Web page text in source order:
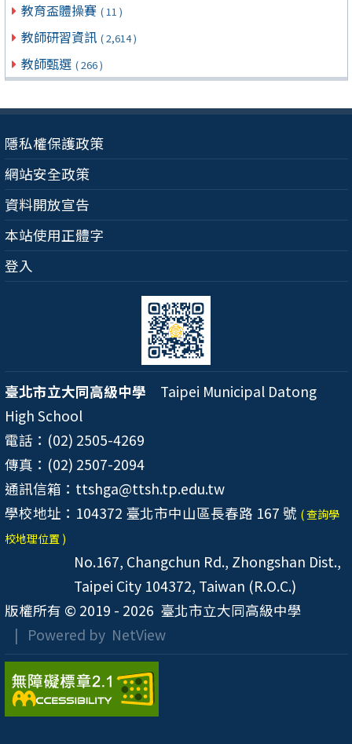
教育盃體操賽 ( 11 )
教師研習資訊 ( 2,614 )
教師甄選 ( 266 )
隱私權保護政策
網站安全政策
資料開放宣告
本站使用正體字
登入
臺北市立大同高級中學 Taipei Municipal Datong
High School
電話：(02) 2505-4269
傳真：(02) 2507-2094
通訊信箱：ttshga@ttsh.tp.edu.tw
學校地址：104372 臺北市中山區長春路 167 號 ( 查詢學
校地理位置 )
No.167, Changchun Rd., Zhongshan Dist.,
Taipei City 104372, Taiwan (R.O.C.)
版權所有 © 2019 - 2026 臺北市立大同高級中學
| Powered by NetView